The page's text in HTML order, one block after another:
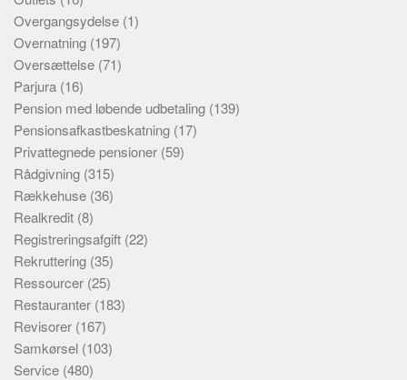
Overgangsydelse (1)
Overnatning (197)
Oversættelse (71)
Parjura (16)
Pension med løbende udbetaling (139)
Pensionsafkastbeskatning (17)
Privattegnede pensioner (59)
Rådgivning (315)
Rækkehuse (36)
Realkredit (8)
Registreringsafgift (22)
Rekruttering (35)
Ressourcer (25)
Restauranter (183)
Revisorer (167)
Samkørsel (103)
Service (480)